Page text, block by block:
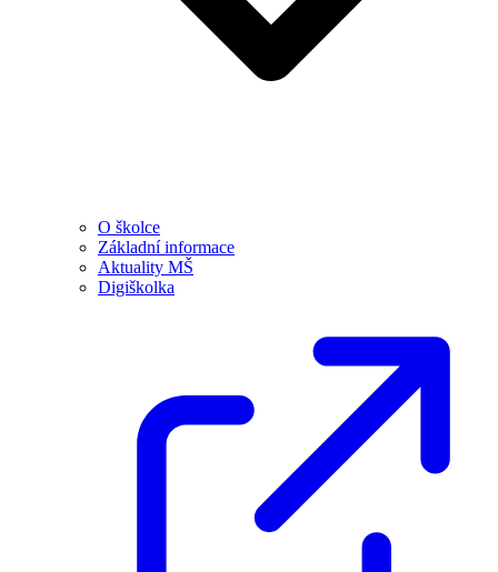
O školce
Základní informace
Aktuality MŠ
Digiškolka